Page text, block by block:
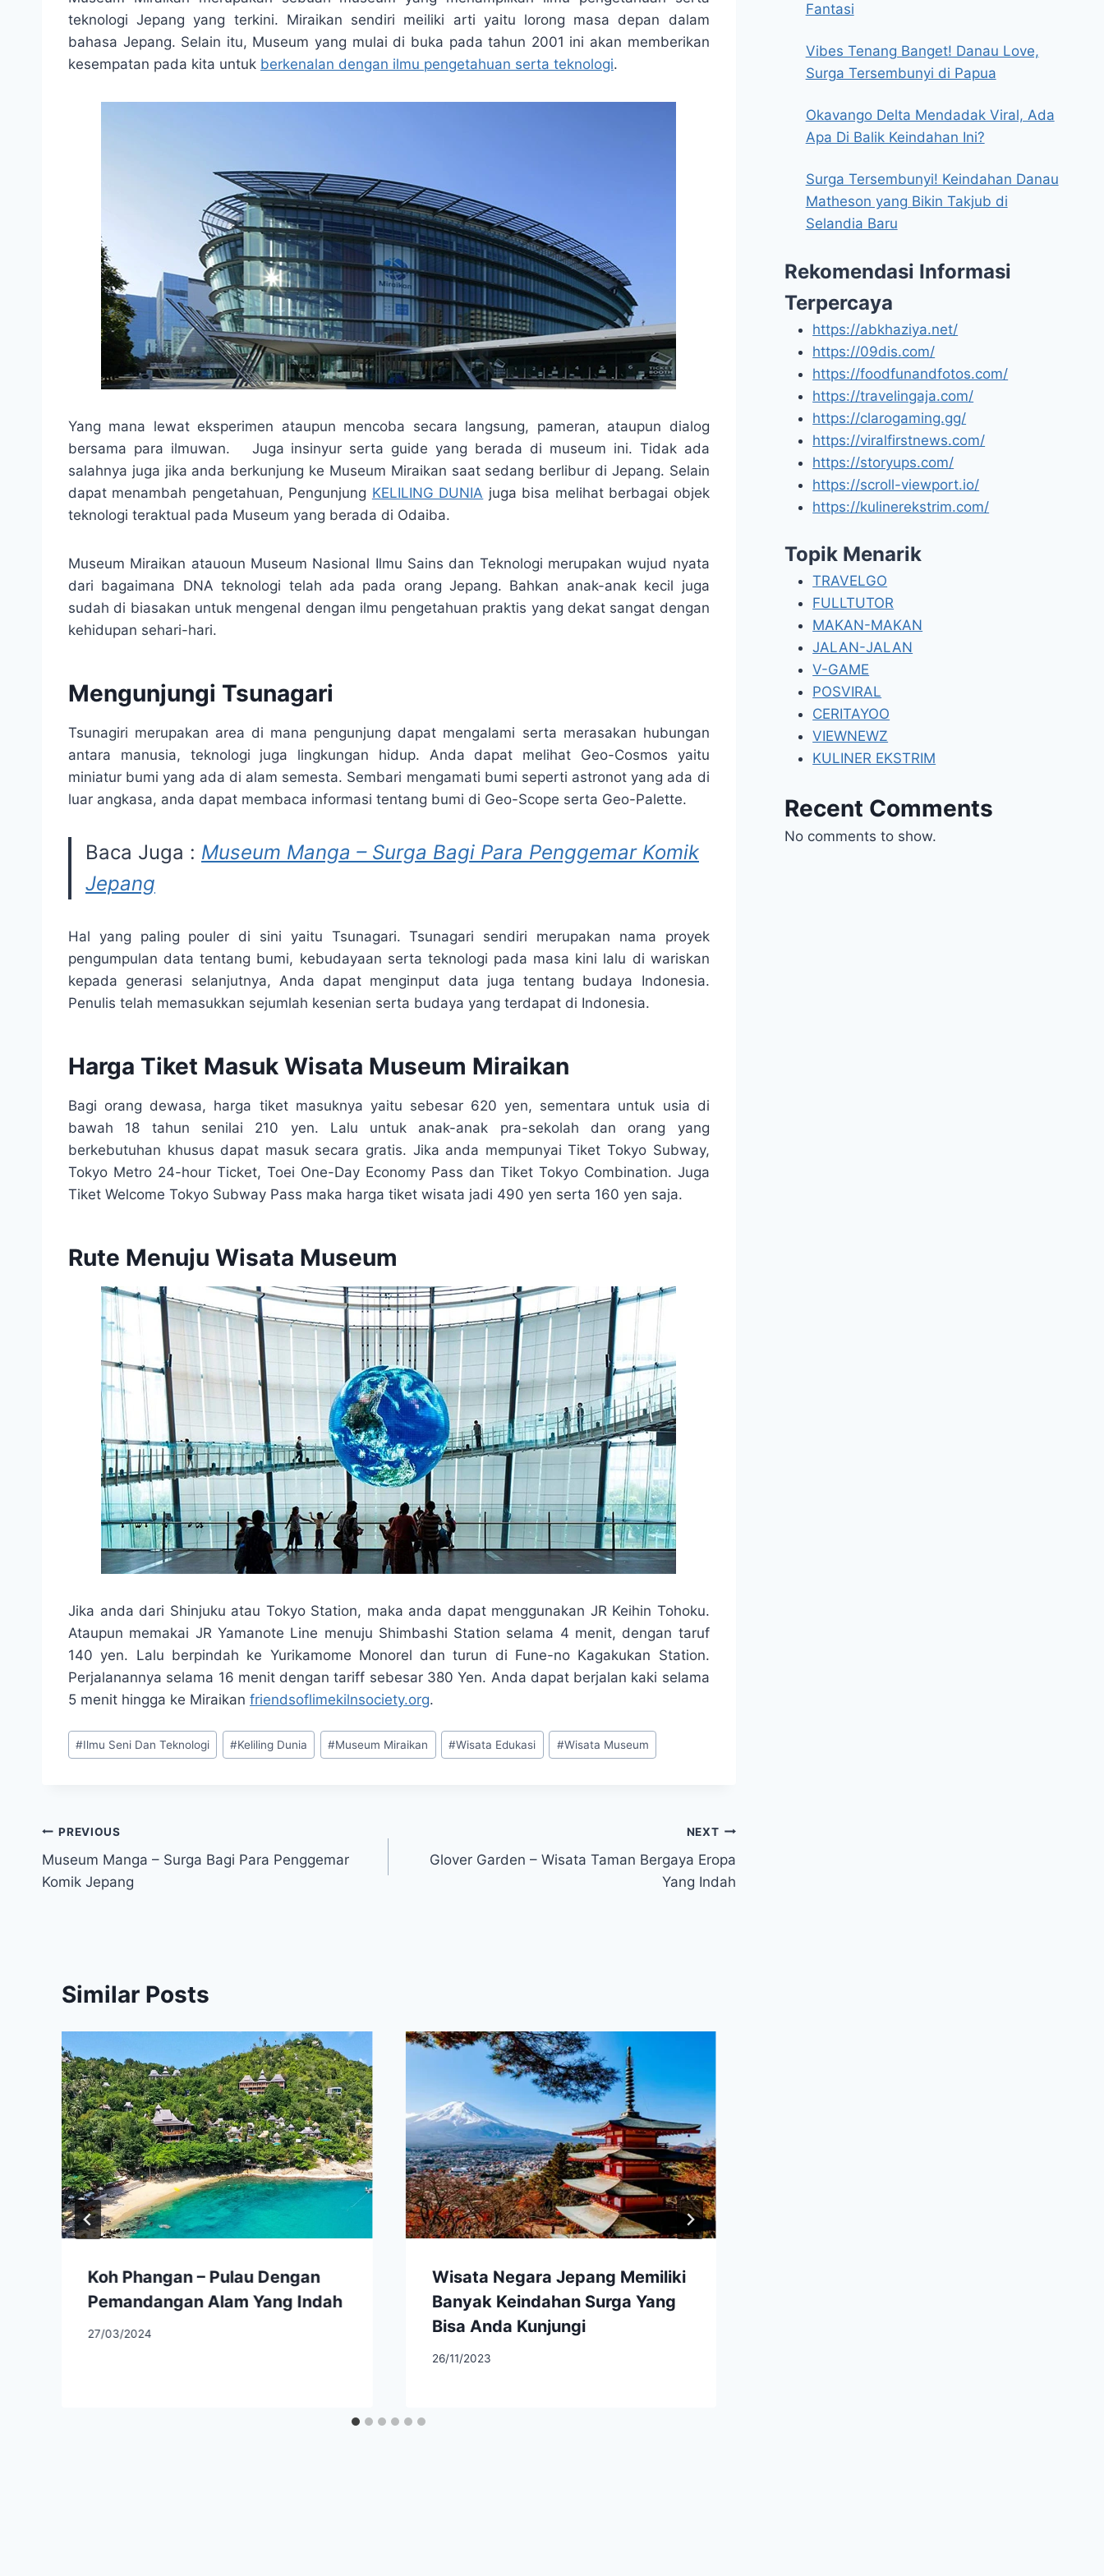
t
A
p
e
b
o
o
s
n
g
r
e
r
a
p
e
e
teknologi Jepang yang terkini. Miraikan sendiri meiliki arti yaitu lorong masa depan dalam
bahasa Jepang. Selain itu, Museum yang mulai di buka pada tahun 2001 ini akan memberikan
kesempatan pada kita untuk berkenalan dengan ilmu pengetahuan serta teknologi.
Yang mana lewat eksperimen ataupun mencoba secara langsung, pameran, ataupun dialog
bersama para ilmuwan. Juga insinyur serta guide yang berada di museum ini. Tidak ada
salahnya juga jika anda berkunjung ke Museum Miraikan saat sedang berlibur di Jepang. Selain
dapat menambah pengetahuan, Pengunjung KELILING DUNIA juga bisa melihat berbagai objek
teknologi teraktual pada Museum yang berada di Odaiba.
Museum Miraikan atauoun Museum Nasional Ilmu Sains dan Teknologi merupakan wujud nyata
dari bagaimana DNA teknologi telah ada pada orang Jepang. Bahkan anak-anak kecil juga
sudah di biasakan untuk mengenal dengan ilmu pengetahuan praktis yang dekat sangat dengan
kehidupan sehari-hari.
Mengunjungi Tsunagari
Tsunagiri merupakan area di mana pengunjung dapat mengalami serta merasakan hubungan
antara manusia, teknologi juga lingkungan hidup. Anda dapat melihat Geo-Cosmos yaitu
miniatur bumi yang ada di alam semesta. Sembari mengamati bumi seperti astronot yang ada di
luar angkasa, anda dapat membaca informasi tentang bumi di Geo-Scope serta Geo-Palette.
Baca Juga : Museum Manga – Surga Bagi Para Penggemar Komik
Jepang
Hal yang paling pouler di sini yaitu Tsunagari. Tsunagari sendiri merupakan nama proyek
pengumpulan data tentang bumi, kebudayaan serta teknologi pada masa kini lalu di wariskan
kepada generasi selanjutnya, Anda dapat menginput data juga tentang budaya Indonesia.
Penulis telah memasukkan sejumlah kesenian serta budaya yang terdapat di Indonesia.
Harga Tiket Masuk Wisata Museum Miraikan
Bagi orang dewasa, harga tiket masuknya yaitu sebesar 620 yen, sementara untuk usia di
bawah 18 tahun senilai 210 yen. Lalu untuk anak-anak pra-sekolah dan orang yang
berkebutuhan khusus dapat masuk secara gratis. Jika anda mempunyai Tiket Tokyo Subway,
Tokyo Metro 24-hour Ticket, Toei One-Day Economy Pass dan Tiket Tokyo Combination. Juga
Tiket Welcome Tokyo Subway Pass maka harga tiket wisata jadi 490 yen serta 160 yen saja.
Rute Menuju Wisata Museum
Jika anda dari Shinjuku atau Tokyo Station, maka anda dapat menggunakan JR Keihin Tohoku.
Ataupun memakai JR Yamanote Line menuju Shimbashi Station selama 4 menit, dengan taruf
140 yen. Lalu berpindah ke Yurikamome Monorel dan turun di Fune-no Kagakukan Station.
Perjalanannya selama 16 menit dengan tariff sebesar 380 Yen. Anda dapat berjalan kaki selama
5 menit hingga ke Miraikan friendsoflimekilnsociety.org.
Post
Tags:
#Ilmu Seni Dan Teknologi #Keliling Dunia #Museum Miraikan #Wisata Edukasi #Wisata Museum
Post
navigation
PREVIOUS
Museum Manga – Surga Bagi Para Penggemar
Komik Jepang
NEXT
Glover Garden – Wisata Taman Bergaya Eropa
Yang Indah
Similar Posts
Koh Phangan – Pulau Dengan
Pemandangan Alam Yang Indah
27/03/2024
Wisata Negara Jepang Memiliki
Banyak Keindahan Surga Yang
Bisa Anda Kunjungi
26/11/2023
Fantasi
Vibes Tenang Banget! Danau Love,
Surga Tersembunyi di Papua
Okavango Delta Mendadak Viral, Ada
Apa Di Balik Keindahan Ini?
Surga Tersembunyi! Keindahan Danau
Matheson yang Bikin Takjub di
Selandia Baru
Rekomendasi Informasi
Terpercaya
https://abkhaziya.net/
https://09dis.com/
https://foodfunandfotos.com/
https://travelingaja.com/
https://clarogaming.gg/
https://viralfirstnews.com/
https://storyups.com/
https://scroll-viewport.io/
https://kulinerekstrim.com/
Topik Menarik
TRAVELGO
FULLTUTOR
MAKAN-MAKAN
JALAN-JALAN
V-GAME
POSVIRAL
CERITAYOO
VIEWNEWZ
KULINER EKSTRIM
Recent Comments
No comments to show.